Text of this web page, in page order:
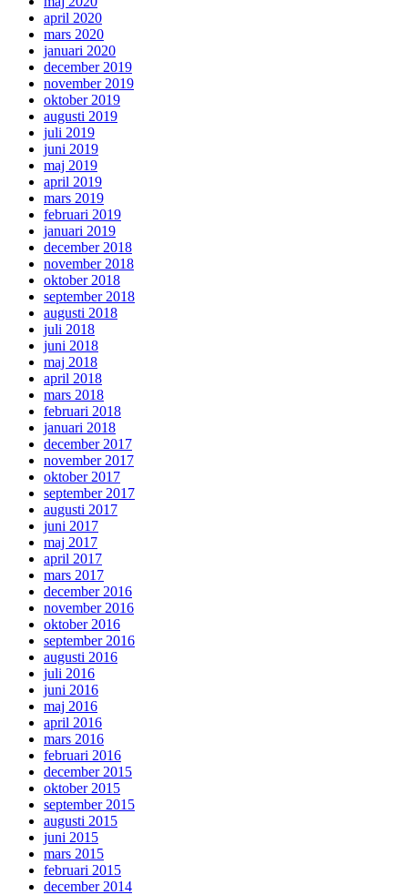
april 2020
mars 2020
januari 2020
december 2019
november 2019
oktober 2019
augusti 2019
juli 2019
juni 2019
maj 2019
april 2019
mars 2019
februari 2019
januari 2019
december 2018
november 2018
oktober 2018
september 2018
augusti 2018
juli 2018
juni 2018
maj 2018
april 2018
mars 2018
februari 2018
januari 2018
december 2017
november 2017
oktober 2017
september 2017
augusti 2017
juni 2017
maj 2017
april 2017
mars 2017
december 2016
november 2016
oktober 2016
september 2016
augusti 2016
juli 2016
juni 2016
maj 2016
april 2016
mars 2016
februari 2016
december 2015
oktober 2015
september 2015
augusti 2015
juni 2015
mars 2015
februari 2015
december 2014